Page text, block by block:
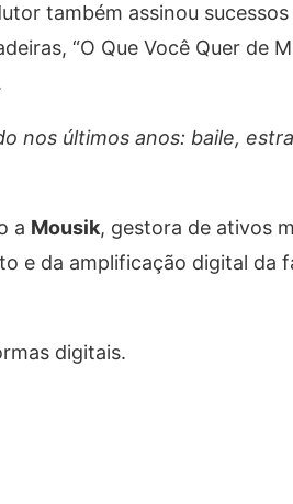
também assinou sucessos
“O Que Você Quer de
nos últimos anos: baile,
a Mousik, gestora de ativos
e da amplificação digital da
digitais.